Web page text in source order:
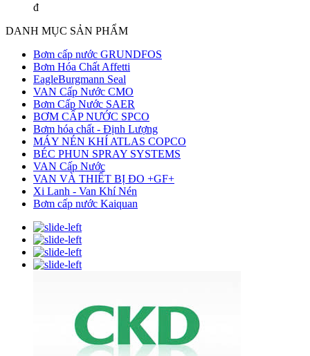
đ
DANH MỤC SẢN PHẨM
Bơm cấp nước GRUNDFOS
Bơm Hóa Chất Affetti
EagleBurgmann Seal
VAN Cấp Nước CMO
Bơm Cấp Nước SAER
BƠM CẤP NƯỚC SPCO
Bơm hóa chất - Định Lượng
MÁY NÉN KHÍ ATLAS COPCO
BÉC PHUN SPRAY SYSTEMS
VAN Cấp Nước
VAN VÀ THIẾT BỊ ĐO +GF+
Xi Lanh - Van Khí Nén
Bơm cấp nước Kaiquan